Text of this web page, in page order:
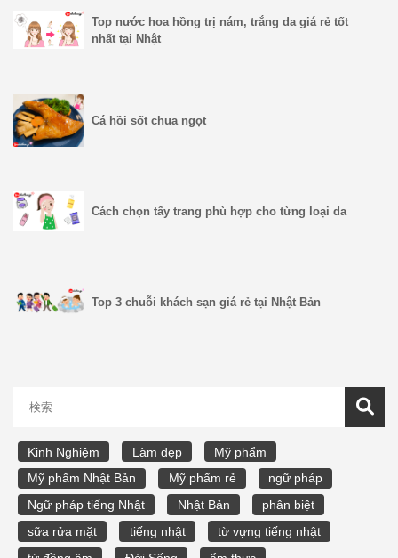
Top nước hoa hồng trị nám, trắng da giá rẻ tốt
nhất tại Nhật
Cá hồi sốt chua ngọt
Cách chọn tẩy trang phù hợp cho từng loại da
Top 3 chuỗi khách sạn giá rẻ tại Nhật Bản
Kinh Nghiệm Làm đẹp
Mỹ phẩm
Mỹ phẩm Nhật Bản
Mỹ phẩm rẻ
ngữ pháp
Ngữ pháp tiếng Nhật
Nhật Bản
phân biệt
sữa rửa mặt
tiếng nhật
từ vựng tiếng nhật